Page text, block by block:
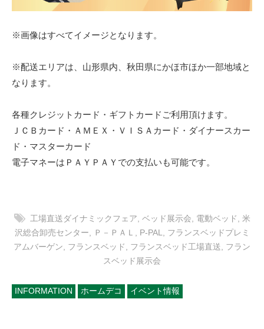
※画像はすべてイメージとなります。
※配送エリアは、山形県内、秋田県にかほ市ほか一部地域と
なります。
各種クレジットカード・ギフトカードご利用頂けます。
ＪＣＢカード・ＡＭＥＸ・ＶＩＳＡカード・ダイナースカー
ド・マスターカード
電子マネーはＰＡＹＰＡＹでの支払いも可能です。
工場直送ダイナミックフェア ベッド展示会 電動ベッド
米
沢総合卸売センター
Ｐ－ＰＡＬ P-PAL
フランスベッドプレミ
アムバーゲン
フランスベッド フランスベッド工場直送
フラン
スベッド展示会
INFORMATION ホームデコ イベント情報